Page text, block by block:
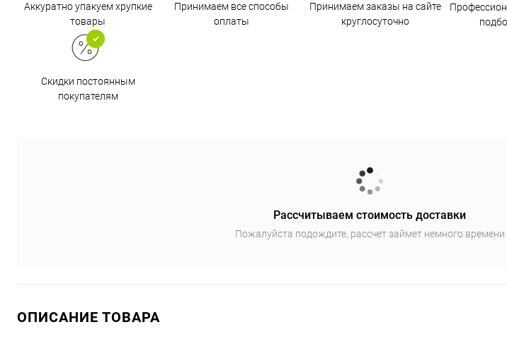
Аккуратно упакуем хрупкие
товары
Принимаем все способы
оплаты
Принимаем заказы на сайте
круглосуточно
Скидки постоянным
покупателям
Рассчитываем стоимость доставки
Пожалуйста подождите, рассчет займет немного времени
ОПИСАНИЕ ТОВАРА